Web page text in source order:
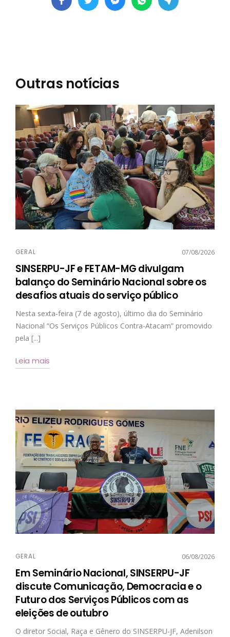
Outras notícias
GERAL 07/08/2026
SINSERPU-JF e FETAM-MG divulgam
balanço do Seminário Nacional sobre os
desafios atuais do serviço público
Nesta sexta-feira (7 de agosto), último dia do Seminário
Nacional “Os Serviços Públicos Contra-Atacam” promovido
pela [...]
Leia mais
GERAL 06/08/2026
Em Seminário Nacional, SINSERPU-JF
discute Comunicação, Democracia e o
Futuro dos Serviços Públicos com as
eleições de outubro
O diretor Social, Raça e Gênero do SINSERPU-JF, Adenilson